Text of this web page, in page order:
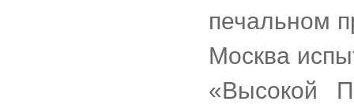
печальном
Москва
«Высокой